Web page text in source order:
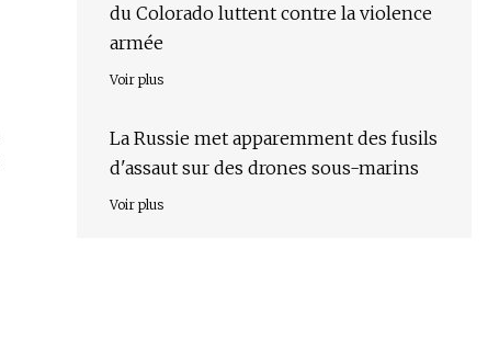
du Colorado luttent contre la violence
armée
Voir plus
La Russie met apparemment des fusils
d'assaut sur des drones sous-marins
Voir plus